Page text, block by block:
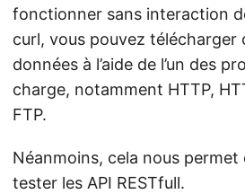
fonctionner sans interaction
curl, vous pouvez télécharger
données à l’aide de l’un des
charge, notamment HTTP,
FTP.
Néanmoins, cela nous permet
tester les API RESTfull.